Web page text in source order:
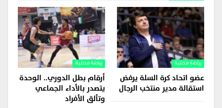
رياضة محلية
عضو اتحاد كرة السلة يرفض
استقالة مدير منتخب الرجال
رياضة محلية
أرقام بطل الدوري.. الوحدة
يتصدر بالأداء الجماعي
وتألق الأفراد